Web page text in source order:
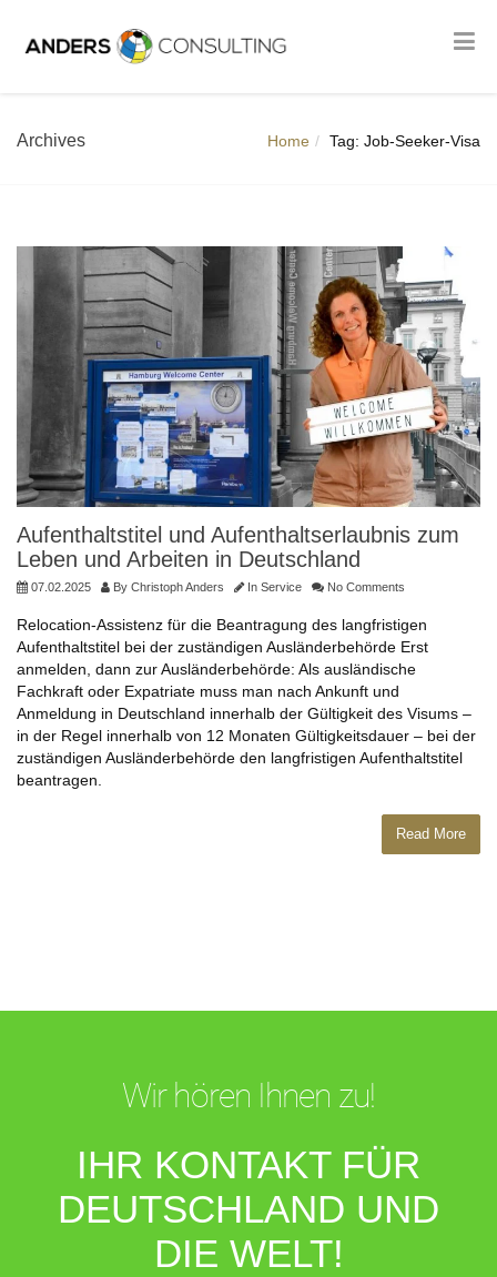
Archives Home Tag: Job-Seeker-Visa
Aufenthaltstitel und Aufenthaltserlaubnis zum
Leben und Arbeiten in Deutschland
07.02.2025 By Christoph Anders In Service No Comments
Relocation-Assistenz für die Beantragung des langfristigen
Aufenthaltstitel bei der zuständigen Ausländerbehörde Erst
anmelden, dann zur Ausländerbehörde: Als ausländische
Fachkraft oder Expatriate muss man nach Ankunft und
Anmeldung in Deutschland innerhalb der Gültigkeit des Visums –
in der Regel innerhalb von 12 Monaten Gültigkeitsdauer – bei der
zuständigen Ausländerbehörde den langfristigen Aufenthaltstitel
beantragen.
Read More
Wir hören Ihnen zu!
IHR KONTAKT FÜR
DEUTSCHLAND UND
DIE WELT!